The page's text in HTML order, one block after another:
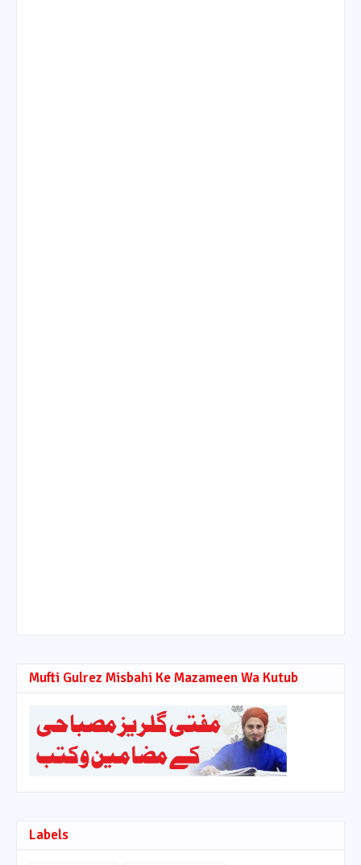
Mufti Gulrez Misbahi Ke Mazameen Wa Kutub
Labels